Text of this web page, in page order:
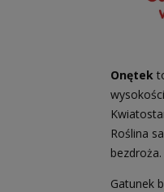
Onętek
Roślina
bezdroża.
Gatunek